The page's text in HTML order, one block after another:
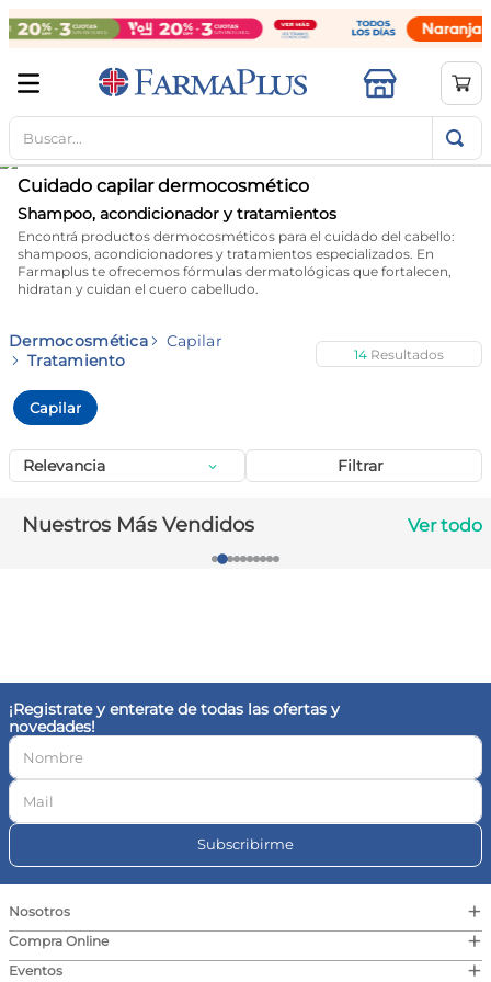
Buscar...
Cuidado capilar dermocosmético
Shampoo, acondicionador y tratamientos
Encontrá productos dermocosméticos para el cuidado del cabello:
shampoos, acondicionadores y tratamientos especializados. En
Farmaplus te ofrecemos fórmulas dermatológicas que fortalecen,
hidratan y cuidan el cuero cabelludo.
Dermocosmética
Capilar
Tratamiento
14
Capilar
Filtrar
Relevancia
Nuestros Más Vendidos Ver todo
¡Registrate y enterate de todas las ofertas y
novedades!
Subscribirme
Nosotros +
Compra Online +
Eventos +
TÉRMINOS MÁS BUSCADOS
1.
mela b3
2.
cerave limpieza
3.
creatina
4.
loreal
6.
proteina
7.
ibuprofeno
9.
magnesio
10
vitamina c